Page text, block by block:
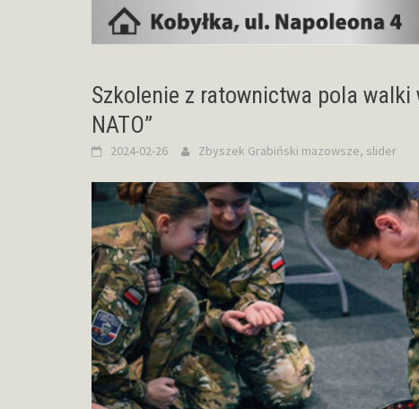
Szkolenie z ratownictwa pola
NATO”
2024-02-26 Zbyszek Grabiński mazowsze, slider